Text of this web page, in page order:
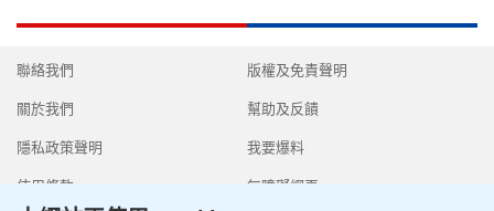
聯絡我們
關於我們
隱私政策聲明
使用條款
版權及免責聲明
幫助及反饋
我要爆料
無障礙網頁